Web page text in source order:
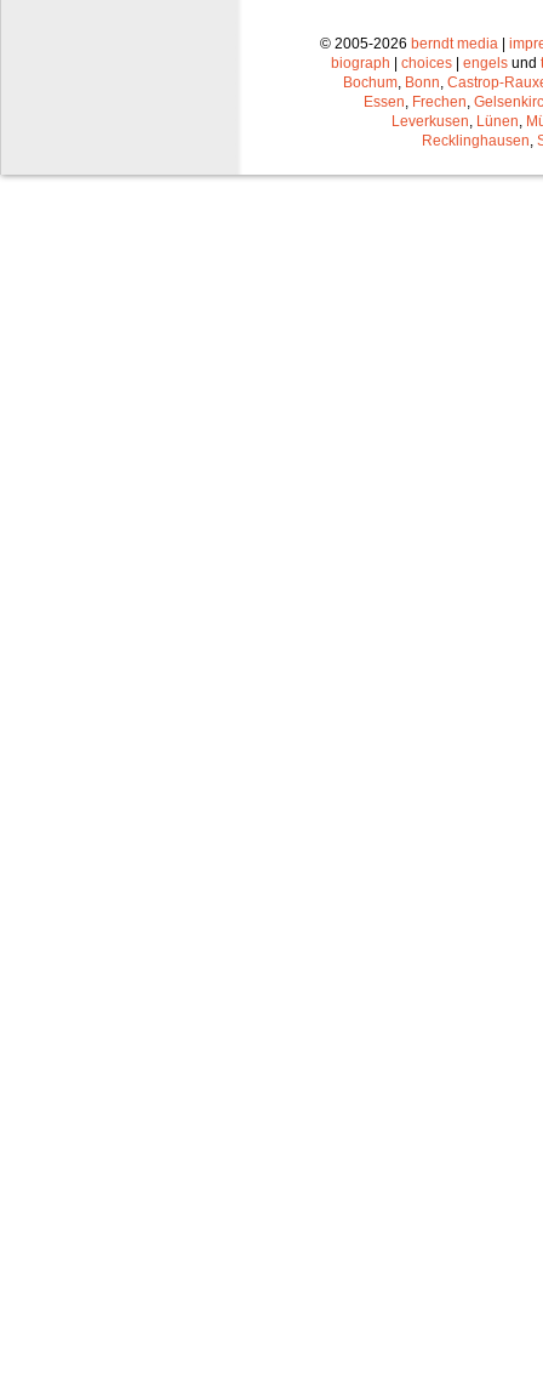
© 2005-2026 berndt media |
biograph | choices | engels und
Bochum Bonn Castrop-
Essen Frechen
Leverkusen Lünen
Recklinghausen